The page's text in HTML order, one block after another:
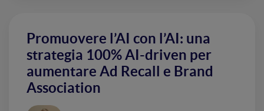
Promuovere l’AI con l’AI: una
strategia 100% AI-driven per
aumentare Ad Recall e Brand
Association